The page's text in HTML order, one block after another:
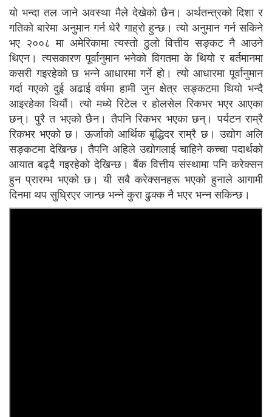
यो भन्दा तल जाने अवस्था मैले देखेको छैन। अर्थतन्त्रको दिशा र
गतिको बारेमा अनुमान गर्न धेरै गाह्राे हुन्छ। त्यो अनुमान गर्न सकिने
भए २००८ मा अमेरिकामा त्यस्तो ठुलो वित्तीय सङ्कट नै आउने
थिएन। त्यसकारण पूर्वानुमान भनेको विगतमा के थियो र बर्तमानमा
कसरी गइरहेको छ भन्ने आधारमा गर्ने हो। त्यो आधारमा पूर्वानुमान
गर्दा गएको दुई अढाई वर्षमा हामी जुन क्षेत्र सङ्कटमा थियो भन्दै
आइरहेका थियौं। त्यो मध्ये रिटेल र होलसेल रिकभर भएर आएका
छन्। पुरै त भएको छैन। तैपनि रिकभर भएका छन्। पर्यटन राम्रै
रिकभर भएको छ। ऊर्जाको आर्थिक बृद्धिदर राम्रै छ। उद्योग अलि
सङ्कटमा देखिन्छ। तैपनि अहिले उद्योगलाई चाहिने कच्चा पदार्थको
आयात बढ्दै गइरहेको देखिन्छ। बैंक वित्तीय संस्थामा पनि करेक्सन
हुन प्रारम्भ भएको छ। यी सबै करेक्सनहरू भएको हुनाले आगामी
दिनमा थप सुध्रिएर जान्छ भन्ने कुरा ढुक्क नै भएर भन्न सकिन्छ।